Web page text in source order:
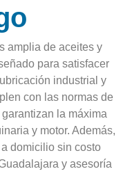
amplia de aceites y
para satisfacer
industrial y
con las normas de
la máxima
y motor. Además,
domicilio sin costo
y asesoría